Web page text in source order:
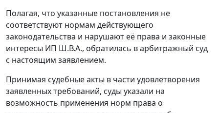
Полагая, что указанные постановления не
соответствуют нормам действующего
законодательства и нарушают её права и законные
интересы ИП Ш.В.А., обратилась в арбитражный суд
с настоящим заявлением.
Принимая судебные акты в части удовлетворения
заявленных требований, суды указали на
возможность применения норм права о